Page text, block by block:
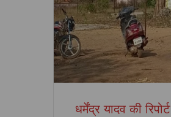
धर्मेंद्र यादव की रिपोर्ट